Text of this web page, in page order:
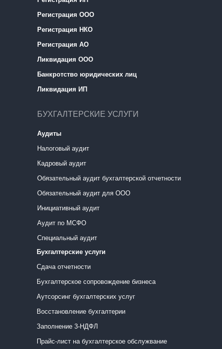
Сдача отчетности
Бухгалтерское сопровождение бизнеса
Аутсорсинг бухгалтерских услуг
Восстановление бухгалтерии
Заполнение 3-НДФЛ
Прайс-лист на бухгалтерское обслужвание
Бухгалтерские услуги
Регистрация ООО
Регистрация НКО
Регистрация АО
Ликвидация ООО
Банкротство юридических лиц
Ликвидация ИП
БУХГАЛТЕРСКИЕ УСЛУГИ
Налоговый аудит
Кадровый аудит
Обязательный аудит бухгалтерской отчетности
Обязательный аудит для ООО
Инициативный аудит
Аудит по МСФО
Специальный аудит
Аудиты